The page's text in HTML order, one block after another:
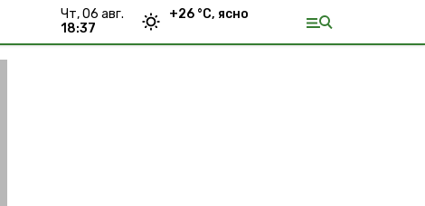
чт, 06 авг.
18:37
+26 °С, ясно